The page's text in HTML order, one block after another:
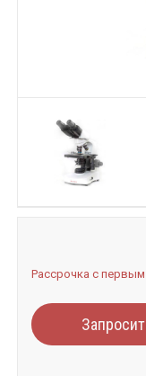
Рассрочка с